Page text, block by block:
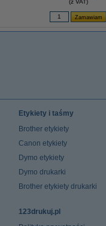
(z VAT)
Etykiety i taśmy
Brother etykiety
Canon etykiety
Dymo etykiety
Dymo drukarki
Brother etykiety drukarki
123drukuj.pl